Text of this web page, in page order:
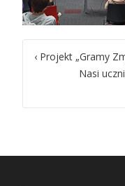
Post
navigation
‹ Projekt „Gramy
Nasi